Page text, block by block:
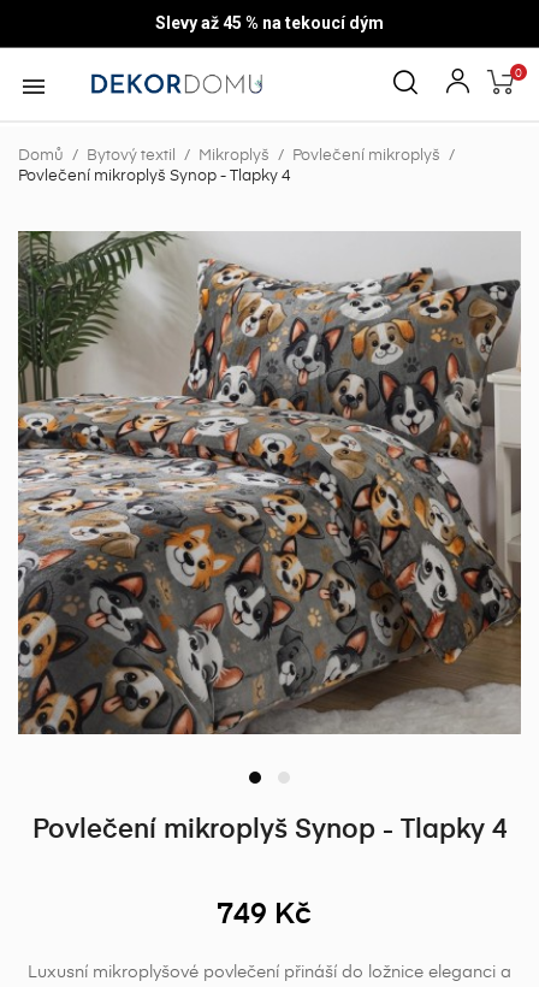
Slevy až 45 % na tekoucí dým
 0
Domů Bytový textil Mikroplyš
Povlečení mikroplyš
Povlečení mikroplyš Synop - Tlapky 4
Povlečení mikroplyš Synop - Tlapky 4
749 Kč
Luxusní mikroplyšové povlečení přináší do ložnice eleganci a